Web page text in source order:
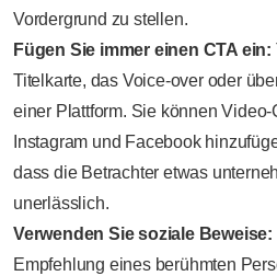
Vordergrund zu stellen.
Fügen Sie immer einen CTA ein:
Titelkarte, das Voice-over oder
einer Plattform. Sie können Video-
Instagram und Facebook
dass die Betrachter etwas
unerlässlich.
Verwenden Sie soziale Beweise:
Empfehlung eines berühmten